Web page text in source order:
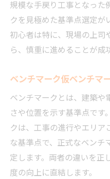
規模な手戻り工事となった
クを見極めた基準点選定が
初心者は特に、現場の上司
ら、慎重に進めることが成
ベンチマーク仮ベンチマ
ベンチマークとは、建築や
さや位置を示す基準点です
クは、工事の進行やエリ
な基準点で、正式なベンチ
定します。両者の違いを正
度の向上に直結します。